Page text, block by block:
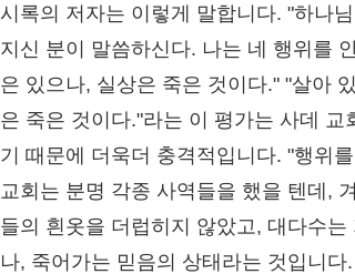
시록의 저자는 이렇게 말합니다. "하나
지신 분이 말씀하신다. 나는 네 행위를
은 있으나, 실상은 죽은 것이다." "살아
은 죽은 것이다."라는 이 평가는 사데 교
기 때문에 더욱더 충격적입니다. "행위
교회는 분명 각종 사역들을 했을 텐데,
들의 흰옷을 더럽히지 않았고, 대다수는
나, 죽어가는 믿음의 상태라는 것입니다